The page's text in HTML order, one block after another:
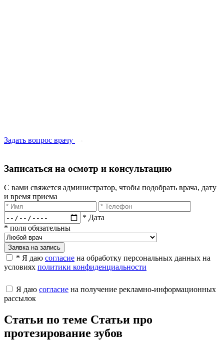
Задать вопрос врачу
Записаться на осмотр и консультацию​
С вами свяжется администратор, чтобы подобрать врача, дату
и время приема​
* Дата
* поля обязательны
Заявка на запись
* Я даю согласие на обработку персональных данных на
условиях политики конфиденциальности
Я даю согласие на получение рекламно-информационных
рассылок
Статьи по теме Статьи про
протезирование зубов